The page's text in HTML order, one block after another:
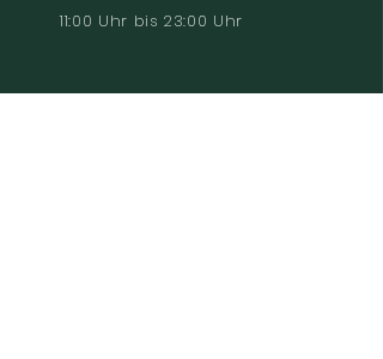
11:00 Uhr bis 23:00 Uhr